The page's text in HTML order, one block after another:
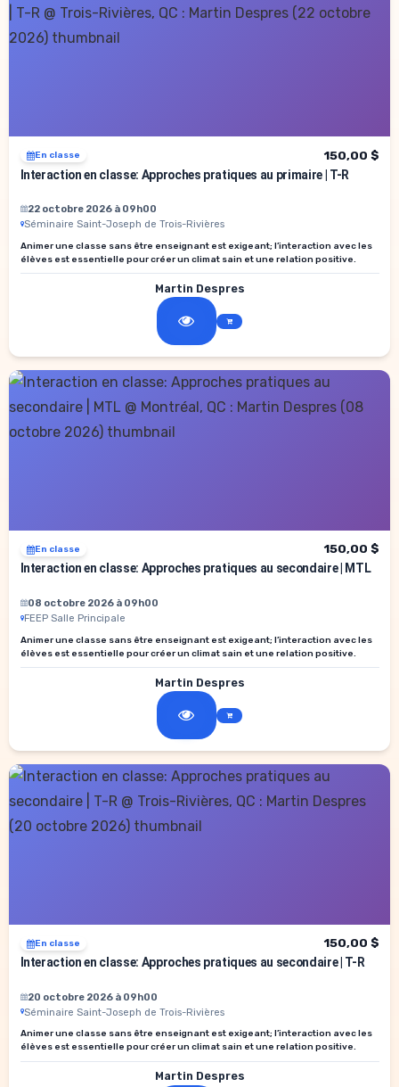
En classe
150,00 $
Interaction en classe: Approches pratiques au primaire | T-R
22 octobre 2026 à 09h00
Séminaire Saint-Joseph de Trois-Rivières
Animer une classe sans être enseignant est exigeant; l’interaction avec les
élèves est essentielle pour créer un climat sain et une relation positive.
Martin Despres
En classe
150,00 $
Interaction en classe: Approches pratiques au secondaire | MTL
08 octobre 2026 à 09h00
FEEP Salle Principale
Animer une classe sans être enseignant est exigeant; l’interaction avec les
élèves est essentielle pour créer un climat sain et une relation positive.
Martin Despres
En classe
150,00 $
Interaction en classe: Approches pratiques au secondaire | T-R
20 octobre 2026 à 09h00
Séminaire Saint-Joseph de Trois-Rivières
Animer une classe sans être enseignant est exigeant; l’interaction avec les
élèves est essentielle pour créer un climat sain et une relation positive.
Martin Despres